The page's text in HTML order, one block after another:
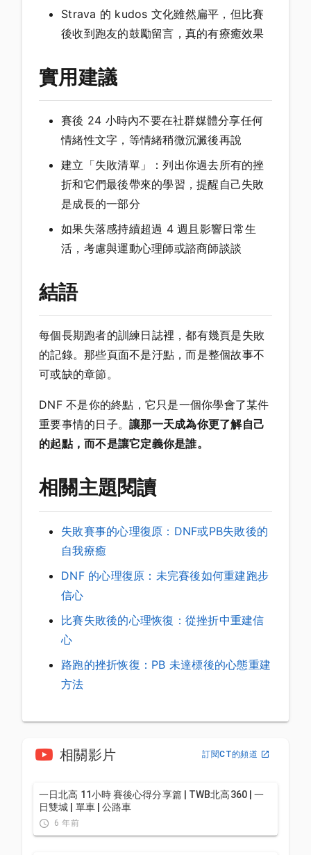
Strava 的 kudos 文化雖然扁平，但比賽
後收到跑友的鼓勵留言，真的有療癒效果
實用建議
賽後 24 小時內不要在社群媒體分享任何
情緒性文字，等情緒稍微沉澱後再說
建立「失敗清單」：列出你過去所有的挫
折和它們最後帶來的學習，提醒自己失敗
是成長的一部分
如果失落感持續超過 4 週且影響日常生
活，考慮與運動心理師或諮商師談談
結語
每個長期跑者的訓練日誌裡，都有幾頁是失敗
的記錄。那些頁面不是汙點，而是整個故事不
可或缺的章節。
DNF 不是你的終點，它只是一個你學會了某件
重要事情的日子。 讓那一天成為你更了解自己
的起點，而不是讓它定義你是誰。
相關主題閱讀
失敗賽事的心理復原：DNF或PB失敗後的
自我療癒
DNF 的心理復原：未完賽後如何重建跑步
信心
比賽失敗後的心理恢復：從挫折中重建信
心
路跑的挫折恢復：PB 未達標後的心態重建
方法
相關影片 訂閱CT的頻道
一日北高 11小時 賽後心得分享篇 | TWB北高360 | 一
日雙城 | 單車 | 公路車
6 年前